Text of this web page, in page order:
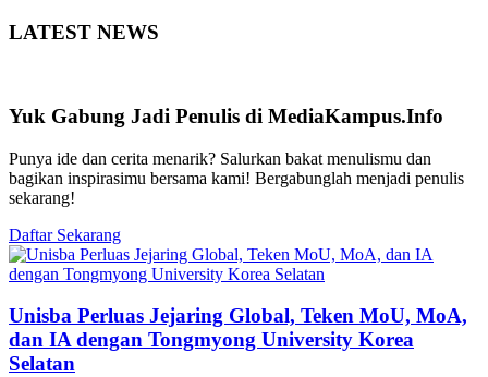
LATEST NEWS
Yuk Gabung Jadi Penulis di MediaKampus.Info
Punya ide dan cerita menarik? Salurkan bakat menulismu dan
bagikan inspirasimu bersama kami! Bergabunglah menjadi penulis
sekarang!
Daftar Sekarang
Unisba Perluas Jejaring Global, Teken MoU, MoA,
dan IA dengan Tongmyong University Korea
Selatan